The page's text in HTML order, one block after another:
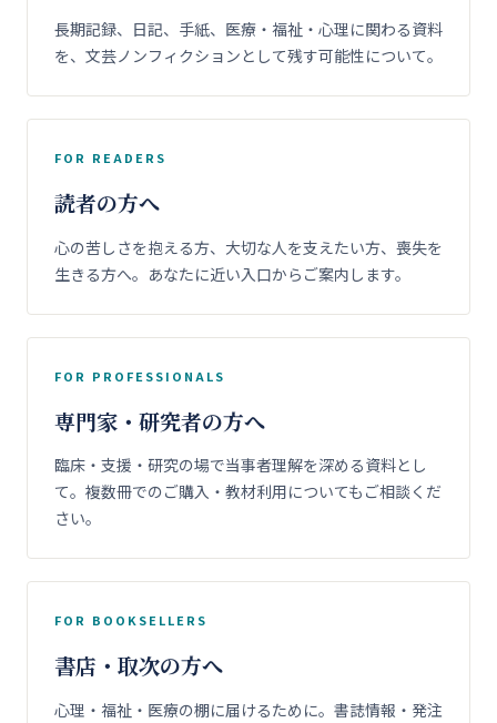
長期記録、日記、手紙、医療・福祉・心理に関わる資料
を、文芸ノンフィクションとして残す可能性について。
FOR READERS
読者の方へ
心の苦しさを抱える方、大切な人を支えたい方、喪失を
生きる方へ。あなたに近い入口からご案内します。
FOR PROFESSIONALS
専門家・研究者の方へ
臨床・支援・研究の場で当事者理解を深める資料とし
て。複数冊でのご購入・教材利用についてもご相談くだ
さい。
FOR BOOKSELLERS
書店・取次の方へ
心理・福祉・医療の棚に届けるために。書誌情報・発注